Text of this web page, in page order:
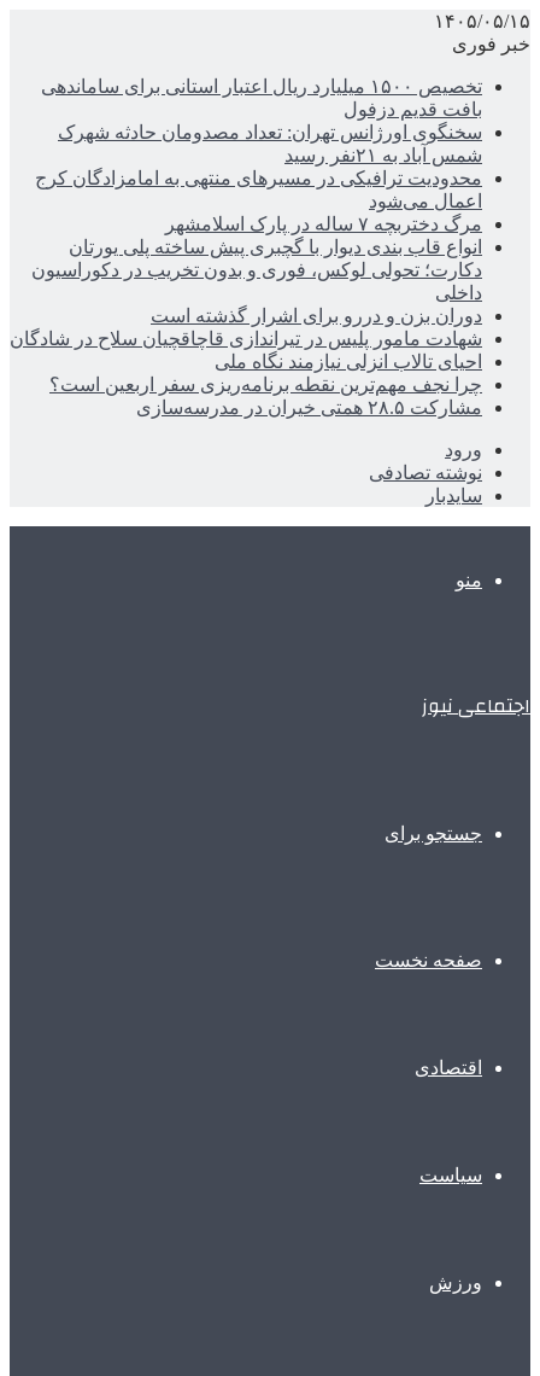
۱۴۰۵/۰۵/۱۵
خبر فوری
تخصیص ۱۵۰۰ میلیارد ریال اعتبار استانی برای ساماندهی
بافت قدیم دزفول
سخنگوی اورژانس تهران: تعداد مصدومان حادثه شهرک
شمس آباد به ۲۱نفر رسید
محدودیت ترافیکی در مسیرهای منتهی به امامزادگان کرج
اعمال می‌شود
مرگ دختربچه ۷ ساله در پارک اسلامشهر
انواع قاب بندی دیوار با گچبری پیش ساخته پلی یورتان
دکارت؛ تحولی لوکس، فوری و بدون تخریب در دکوراسیون
داخلی
دوران بزن و دررو برای اشرار گذشته است
شهادت مامور پلیس در تیراندازی قاچاقچیان سلاح در شادگان
احیای تالاب انزلی نیازمند نگاه ملی
چرا نجف مهم‌ترین نقطه برنامه‌ریزی سفر اربعین است؟
مشارکت ۲۸.۵ همتی خیران در مدرسه‌سازی
ورود
نوشته تصادفی
سایدبار
منو
اجتماعی نیوز
جستجو برای
صفحه نخست
اقتصادی
سیاست
ورزش